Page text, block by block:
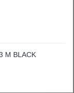
M BLACK